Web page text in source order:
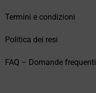
Termini e condizioni
Politica dei resi
FAQ – Domande frequenti